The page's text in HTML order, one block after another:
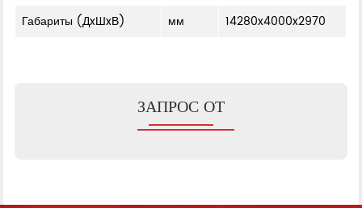
Габариты (ДxШxВ)
мм 14280x4000x2970
ЗАПРОС ОТ